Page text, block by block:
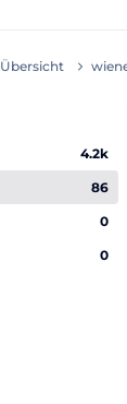
Übersicht
4.2k
86
0
0